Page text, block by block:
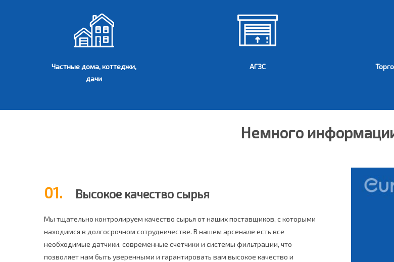
Частные дома, коттеджи,
дачи
АГЗС
Немного
01. Высокое качество сырья
Мы тщательно контролируем качество сырья от наших поставщиков, с которыми
находимся в долгосрочном сотрудничестве. В нашем арсенале есть все
необходимые датчики, современные счетчики и системы фильтрации, что
позволяет нам быть уверенными и гарантировать вам высокое качество и